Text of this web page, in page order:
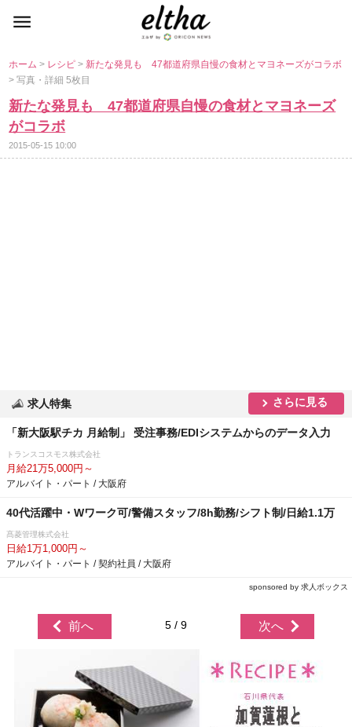
ホーム> レシピ> 新たな発見も 47都道府県自慢の食材とマヨネーズがコラボ
> 写真・詳細 5枚目
新たな発見も 47都道府県自慢の食材とマヨネーズ
がコラボ
2015-05-15 10:00
求人特集 さらに見る
「新大阪駅チカ 月給制」 受注事務/EDIシステムからのデータ入力
トランスコスモス株式会社
月給21万5,000円～
アルバイト・パート / 大阪府
40代活躍中・Wワーク可/警備スタッフ/8h勤務/シフト制/日給1.1万
髙菱管理株式会社
日給1万1,000円～
アルバイト・パート / 契約社員 / 大阪府
sponsored by 求人ボックス
前へ 5 / 9 次へ